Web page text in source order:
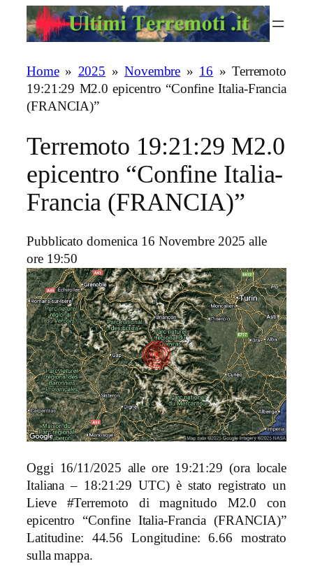
Home» 2025 »Novembre » 16 » Terremoto
19:21:29 M2.0 epicentro “Confine Italia-Francia
(FRANCIA)”
Terremoto 19:21:29 M2.0
epicentro “Confine Italia-
Francia (FRANCIA)”
Pubblicato domenica 16 Novembre 2025 alle
ore 19:50
Oggi 16/11/2025 alle ore 19:21:29 (ora locale
Italiana – 18:21:29 UTC) è stato registrato un
Lieve #Terremoto di magnitudo M2.0 con
epicentro “Confine Italia-Francia (FRANCIA)”
Latitudine: 44.56 Longitudine: 6.66 mostrato
sulla mappa.